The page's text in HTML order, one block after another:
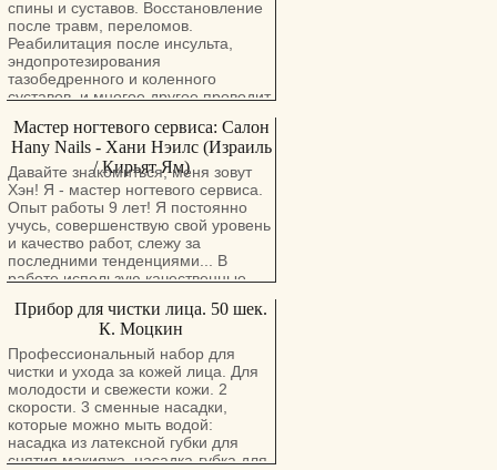
спины и суставов. Восстановление
после травм, переломов.
Реабилитация после инсульта,
эндопротезирования
тазобедренного и коленного
суставов, и многое другое проводит
травматологии и ортопедии.
Методы лечения-лечебный массаж
, мануальная терапия,
физиотерапия ( ультразвук,
электрофорез, квантовая терапия,
парафин), медикаментозное
лечение. Возможен выезд на дом.
Консультация бесплатно. Тел:
0546605797
Мастер ногтевого сервиса: Салон
Hany Nails - Хани Нэилс (Израиль
/ Кирьят Ям)
Давайте знакомиться, меня зовут
Хэн! Я - мастер ногтевого сервиса.
Опыт работы 9 лет! Я постоянно
учусь, совершенствую свой уровень
и качество работ, слежу за
последними тенденциями... В
работе использую качественные
насчитывает более 200 цветов! Я
работаю во многих "ручных"
техниках: рисую, инкрустирую ногти
стразами и декоративными
элементами, и т.д. В арсенале
также есть слайдер-дизайны,
стемпинг, фольга. Как правило, я
выполняю любой каприз клиента.
Большое внимание уделяю
Прибор для чистки лица. 50 шек.
К. Моцкин
Профессиональный набор для
чистки и ухода за кожей лица. Для
молодости и свежести кожи. 2
скорости. 3 сменные насадки,
которые можно мыть водой:
насадка из латексной губки для
снятия макияжа, насадка-губка для